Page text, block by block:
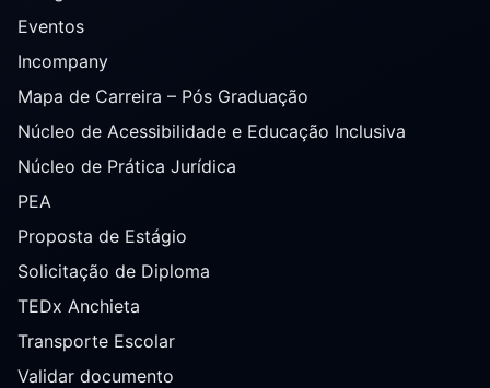
Eventos
Incompany
Mapa de Carreira – Pós Graduação
Núcleo de Acessibilidade e Educação Inclusiva
Núcleo de Prática Jurídica
PEA
Proposta de Estágio
Solicitação de Diploma
TEDx Anchieta
Transporte Escolar
Validar documento